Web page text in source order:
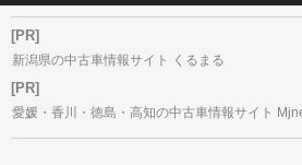
[PR]
新潟県の中古車情報サイト くるまる
[PR]
愛媛・香川・徳島・高知の中古車情報サイト